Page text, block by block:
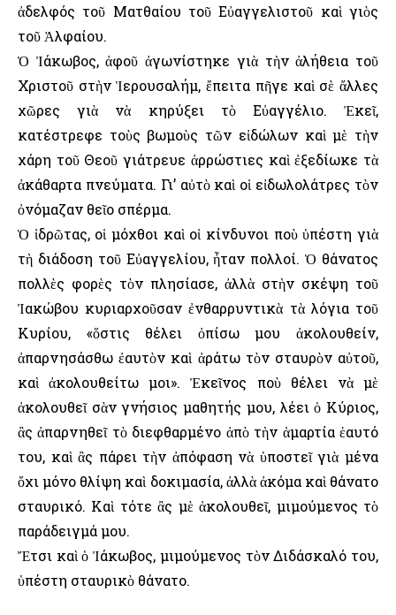
ἀδελφός τοῦ Ματθαίου τοῦ Εὐαγγελιστοῦ καὶ γιὸς
τοῦ Ἀλφαίου.
Ὁ Ἰάκωβος, ἀφοῦ ἀγωνίστηκε γιὰ τὴν ἀλήθεια τοῦ
Χριστοῦ στὴν Ἱερουσαλήμ, ἔπειτα πῆγε καὶ σὲ ἄλλες
χῶρες γιὰ νὰ κηρύξει τὸ Εὐαγγέλιο. Ἐκεῖ,
κατέστρεφε τοὺς βωμοὺς τῶν εἰδώλων καὶ μὲ τὴν
χάρη τοῦ Θεοῦ γιάτρευε ἀρρώστιες καὶ ἐξεδίωκε τὰ
ἀκάθαρτα πνεύματα. Γι’ αὐτὸ καὶ οἱ εἰδωλολάτρες τὸν
ὀνόμαζαν θεῖο σπέρμα.
Ὁ ἱδρῶτας, οἱ μόχθοι καὶ οἱ κίνδυνοι ποὺ ὑπέστη γιὰ
τὴ διάδοση τοῦ Εὐαγγελίου, ἦταν πολλοί. Ὁ θάνατος
πολλὲς φορὲς τὸν πλησίασε, ἀλλὰ στὴν σκέψη τοῦ
Ἰακώβου κυριαρχοῦσαν ἐνθαρρυντικὰ τὰ λόγια τοῦ
Κυρίου, «ὅστις θέλει ὀπίσω μου ἀκολουθείν,
ἀπαρνησάσθω ἐαυτὸν καὶ ἀράτω τὸν σταυρὸν αὐτοῦ,
καὶ ἀκολουθείτω μοι». Ἐκεῖνος ποὺ θέλει νὰ μὲ
ἀκολουθεῖ σὰν γνήσιος μαθητής μου, λέει ὁ Κύριος,
ἂς ἀπαρνηθεῖ τὸ διεφθαρμένο ἀπὸ τὴν ἁμαρτία ἑαυτό
του, καὶ ἂς πάρει τὴν ἀπόφαση νὰ ὑποστεῖ γιὰ μένα
ὄχι μόνο θλίψη καὶ δοκιμασία, ἀλλὰ ἀκόμα καὶ θάνατο
σταυρικό. Καὶ τότε ἂς μὲ ἀκολουθεῖ, μιμούμενος τὸ
παράδειγμά μου.
Ἔτσι καὶ ὁ Ἰάκωβος, μιμούμενος τὸν Διδάσκαλό του,
ὑπέστη σταυρικὸ θάνατο.